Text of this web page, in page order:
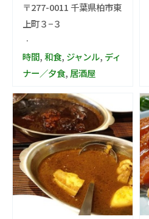
〒277-0011 千葉県柏市東
上町３−３
·
時間,和食, ジャンル, ディ
ナー／夕食, 居酒屋